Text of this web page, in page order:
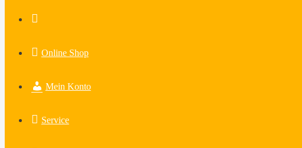
Online Shop
Mein Konto
Service